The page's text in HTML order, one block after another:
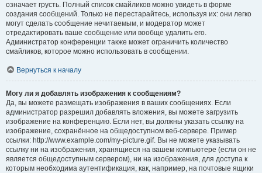
означает грусть. Полный список смайликов можно увидеть в форме
создания сообщений. Только не перестарайтесь, используя их: они легко
могут сделать сообщение нечитаемым, и модератор может
отредактировать ваше сообщение или вообще удалить его.
Администратор конференции также может ограничить количество
смайликов, которое можно использовать в сообщении.
Вернуться к началу
Могу ли я добавлять изображения к сообщениям?
Да, вы можете размещать изображения в ваших сообщениях. Если
администратор разрешил добавлять вложения, вы можете загрузить
изображение на конференцию. Если нет, вы должны указать ссылку на
изображение, сохранённое на общедоступном веб-сервере. Пример
ссылки: http://www.example.com/my-picture.gif. Вы не можете указывать
ссылку ни на изображения, хранящиеся на вашем компьютере (если он не
является общедоступным сервером), ни на изображения, для доступа к
которым необходима аутентификация, как, например, на почтовые ящики